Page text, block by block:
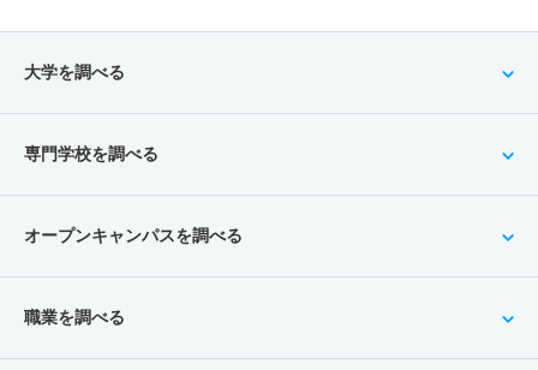
大学を調べる
専門学校を調べる
オープンキャンパスを調べる
職業を調べる